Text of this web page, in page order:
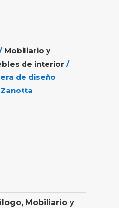
/ Mobiliario y
de interior /
de diseño
Zanotta
, Mobiliario y